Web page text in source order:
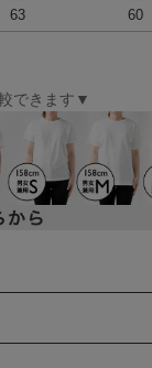
63 60
できます▼